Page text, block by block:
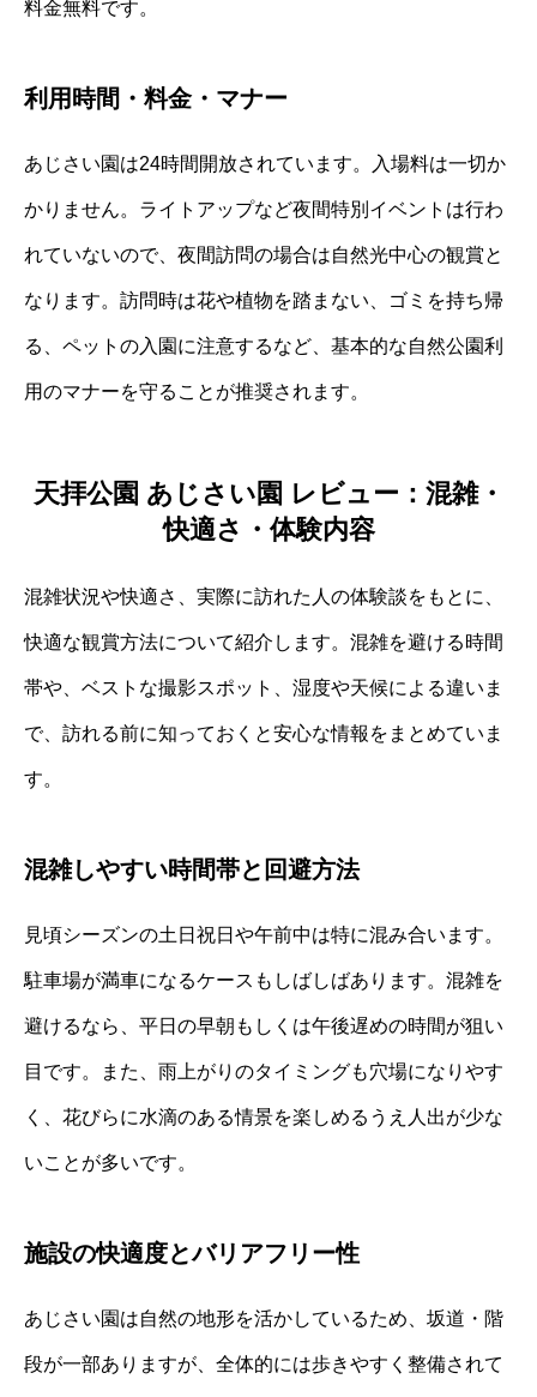
料金無料です。
利用時間・料金・マナー
あじさい園は24時間開放されています。入場料は一切か
かりません。ライトアップなど夜間特別イベントは行わ
れていないので、夜間訪問の場合は自然光中心の観賞と
なります。訪問時は花や植物を踏まない、ゴミを持ち帰
る、ペットの入園に注意するなど、基本的な自然公園利
用のマナーを守ることが推奨されます。
天拝公園 あじさい園 レビュー：混雑・
快適さ・体験内容
混雑状況や快適さ、実際に訪れた人の体験談をもとに、
快適な観賞方法について紹介します。混雑を避ける時間
帯や、ベストな撮影スポット、湿度や天候による違いま
で、訪れる前に知っておくと安心な情報をまとめていま
す。
混雑しやすい時間帯と回避方法
見頃シーズンの土日祝日や午前中は特に混み合います。
駐車場が満車になるケースもしばしばあります。混雑を
避けるなら、平日の早朝もしくは午後遅めの時間が狙い
目です。また、雨上がりのタイミングも穴場になりやす
く、花びらに水滴のある情景を楽しめるうえ人出が少な
いことが多いです。
施設の快適度とバリアフリー性
あじさい園は自然の地形を活かしているため、坂道・階
段が一部ありますが、全体的には歩きやすく整備されて